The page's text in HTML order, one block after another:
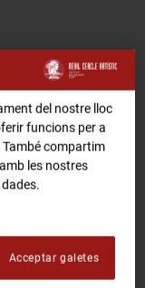
del nostre lloc
funcions per a
compartim
les nostres
Acceptar galetes